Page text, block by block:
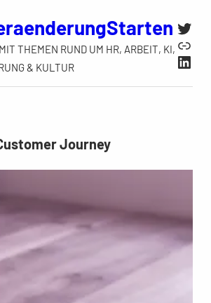
THEMEN RUND UM HR, ARBEIT, KI,
& KULTUR
Link
Journey